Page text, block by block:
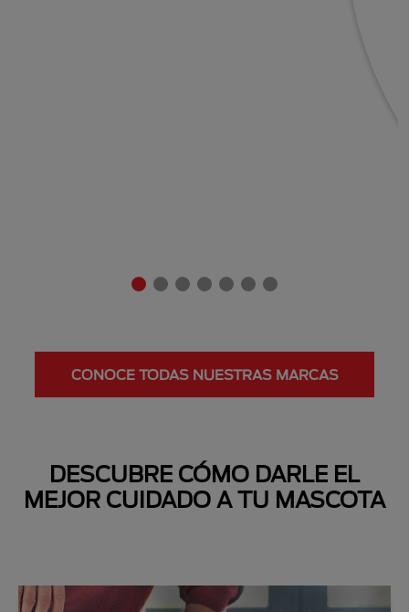
CONOCE TODAS NUESTRAS MARCAS
DESCUBRE CÓMO DARLE EL
MEJOR CUIDADO A TU MASCOTA